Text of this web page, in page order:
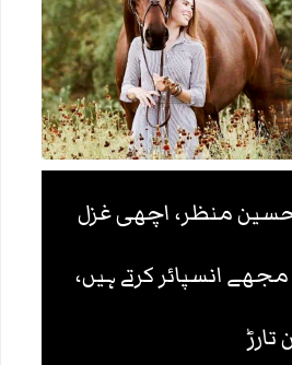
منظر، اچھی غزل
مجھے انسپائر کرتے ہیں،